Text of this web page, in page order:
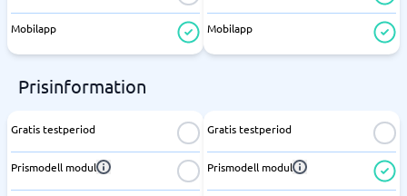
Mobilapp Mobilapp
Prisinformation
Gratis testperiod
Prismodell modul
Gratis testperiod
Prismodell modul